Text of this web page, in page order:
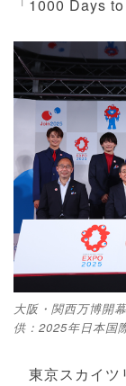
「1000 Days
大阪・関西万博開
供：2025年日本国
東京スカイツ